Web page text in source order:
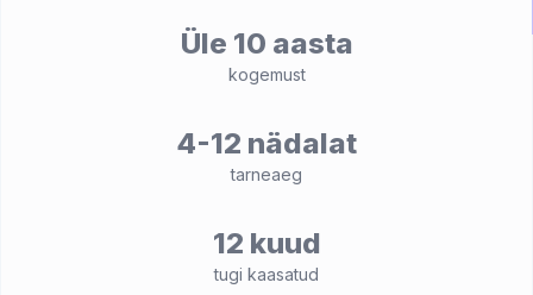
Üle 10 aasta
kogemust
4-12 nädalat
tarneaeg
12 kuud
tugi kaasatud